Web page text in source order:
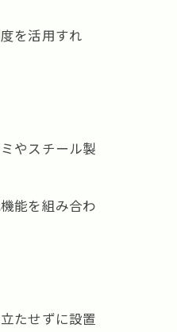
を活用すれ
やスチール製
能を組み合わ
たせずに設置